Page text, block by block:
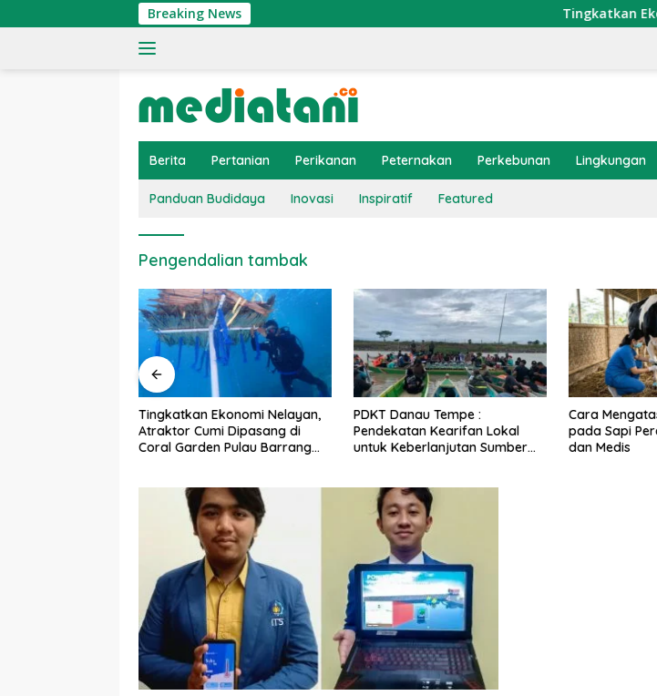
ke
Breaking News Tingkatkan
Berita Pertanian Perikanan Peternakan Perkebunan Lingkungan
Panduan Budidaya Inovasi Inspiratif Featured
Pengendalian tambak
PDKT Danau Tempe :
Pendekatan Kearifan Lokal
untuk Keberlanjutan Sumber
Cara Mengatasi Penyakit PMK
pada Sapi Perah Secara Alami
dan Medis
Dosis dan
Tanaman
Vegetatif Aktif